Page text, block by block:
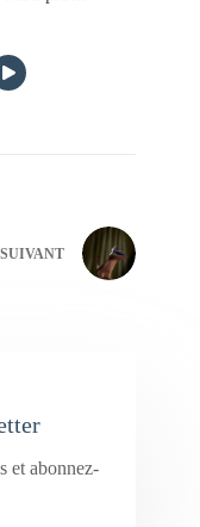
SUIVANT
et abonnez-